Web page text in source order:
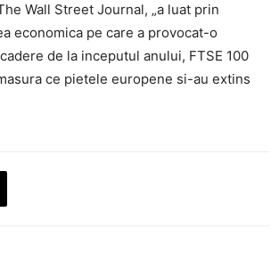
Wall Street Journal, „a luat prin
economica pe care a provocat-o
de la inceputul anului, FTSE 100
ce pietele europene si-au extins